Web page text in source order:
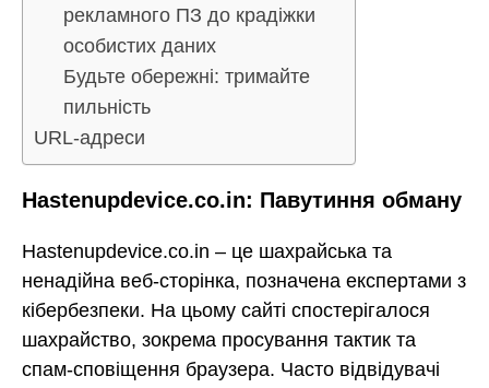
рекламного ПЗ до крадіжки
особистих даних
Будьте обережні: тримайте
пильність
URL-адреси
Hastenupdevice.co.in: Павутиння обману
Hastenupdevice.co.in – це шахрайська та
ненадійна веб-сторінка, позначена експертами з
кібербезпеки. На цьому сайті спостерігалося
шахрайство, зокрема просування тактик та
спам-сповіщення браузера. Часто відвідувачі